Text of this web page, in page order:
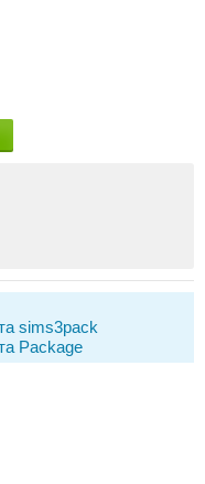
sims3pack
Package